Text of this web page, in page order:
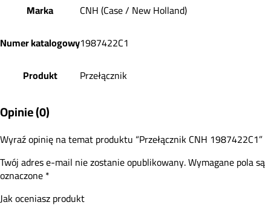
Marka
CNH (Case / New Holland)
Numer katalogowy1987422C1
Produkt
Przełącznik
Opinie (0)
Wyraź opinię na temat produktu “Przełącznik CNH 1987422C1”
Twój adres e-mail nie zostanie opublikowany.Wymagane pola są
oznaczone*
Jak oceniasz produkt